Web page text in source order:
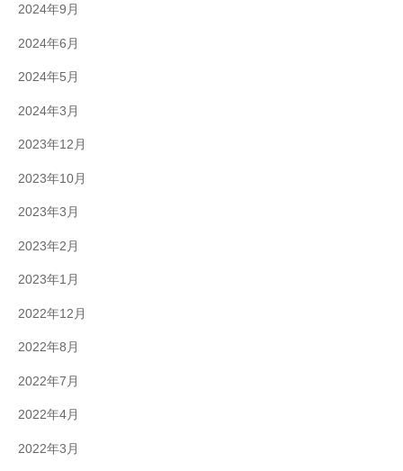
2024年9月
2024年6月
2024年5月
2024年3月
2023年12月
2023年10月
2023年3月
2023年2月
2023年1月
2022年12月
2022年8月
2022年7月
2022年4月
2022年3月